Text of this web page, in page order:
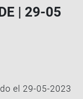
| 29-05
el 29-05-2023